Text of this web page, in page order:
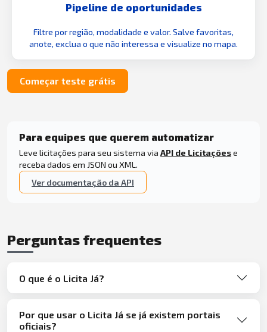
Pipeline de oportunidades
Filtre por região, modalidade e valor. Salve favoritas,
anote, exclua o que não interessa e visualize no mapa.
Começar teste grátis
Para equipes que querem automatizar
Leve licitações para seu sistema via API de Licitaçõese
receba dados em JSON ou XML.
Ver documentação da API
Perguntas frequentes
O que é o Licita Já?
Por que usar o Licita Já se já existem portais
oficiais?